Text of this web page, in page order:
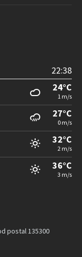
22:38
24°C
1 m/s
27°C
0 m/s
32°C
2 m/s
36°C
3 m/s
postal 135300